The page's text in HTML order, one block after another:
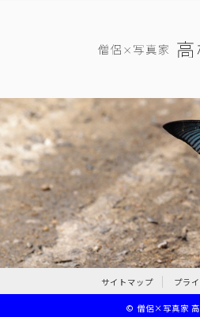
サイトマップ プラ
© 僧侶×写真家